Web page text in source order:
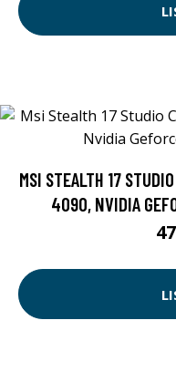
MSI STEALTH 17
4090, NVIDIA